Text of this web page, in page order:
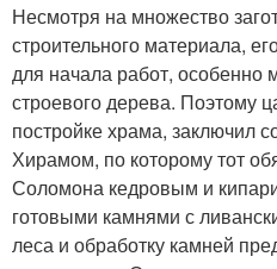
Несмотря на множество
строительного материала,
для начала работ, особенно
строевого дерева. Поэтому
постройке храма, заключил
Хирамом, по которому тот
Соломона кедровым и
готовыми камнями с
леса и обработку камней